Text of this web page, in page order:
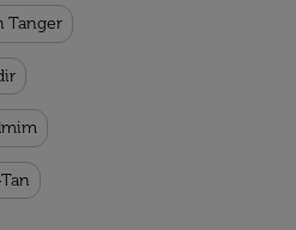
Tanger